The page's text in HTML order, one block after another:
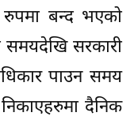
बन्द भएको
समयदेखि सरकारी
पाउन समय
दैनिक